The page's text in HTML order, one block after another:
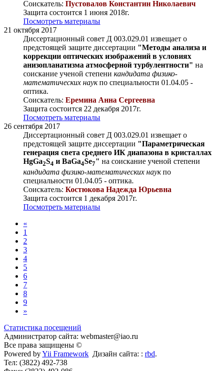
Соискатель: Пустовалов Константин Николаевич
Защита состоится 1 июня 2018г.
Посмотреть материалы
21 октября 2017
Диссертационный совет Д 003.029.01 извещает о
предстоящей защите диссертации "Методы анализа и
коррекции оптических изображений в условиях
анизопланатизма атмосферной турбулентности" на
соискание ученой степени кандидата физико-
математических наукпо специальности 01.04.05 -
оптика.
Соискатель: Еремина Анна Сергеевна
Защита состоится 22 декабря 2017г.
Посмотреть материалы
26 сентября 2017
Диссертационный совет Д 003.029.01 извещает о
предстоящей защите диссертации "Параметрическая
генерация света среднего ИК диапазона в кристаллах
HgGa2S4 и BaGa4Se7" на соискание ученой степени
кандидата физико-математических наукпо
специальности 01.04.05 - оптика.
Соискатель: Костюкова Надежда Юрьевна
Защита состоится 1 декабря 2017г.
Посмотреть материалы
«
1
2
3
4
5
6
7
8
9
»
Статистика посещений
Администратор сайта: webmaster@iao.ru
Все права защищены ©
Powered byYii Framework Дизайн сайта: : rbd.
Тел: (3822) 492-738